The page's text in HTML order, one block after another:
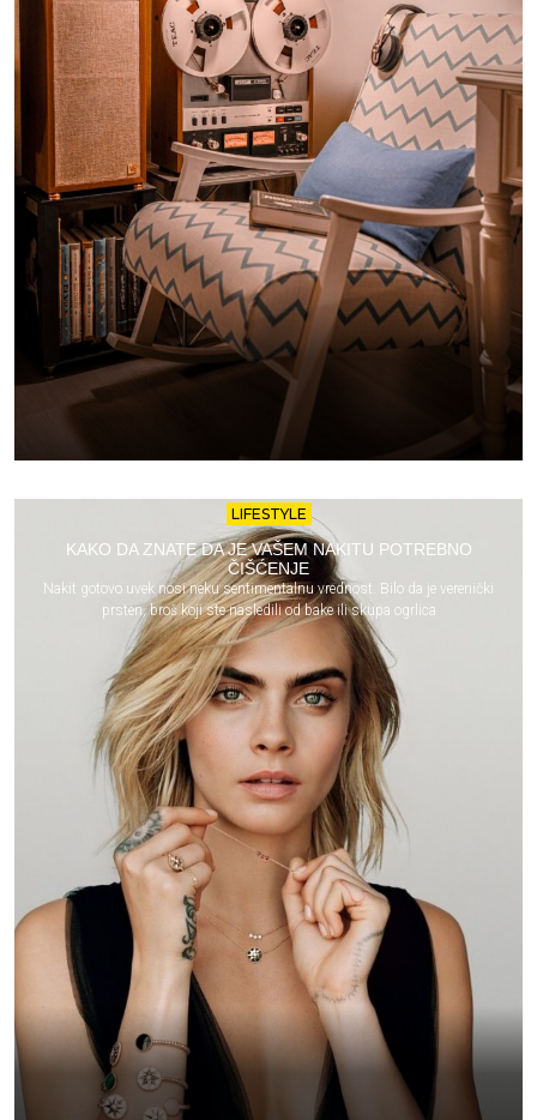
LIFESTYLE
KAKO DA ZNATE DA JE VAŠEM NAKITU POTREBNO
ČIŠĆENJE
Nakit gotovo uvek nosi neku sentimentalnu vrednost. Bilo da je verenički
prsten, broš koji ste nasledili od bake ili skupa ogrlica